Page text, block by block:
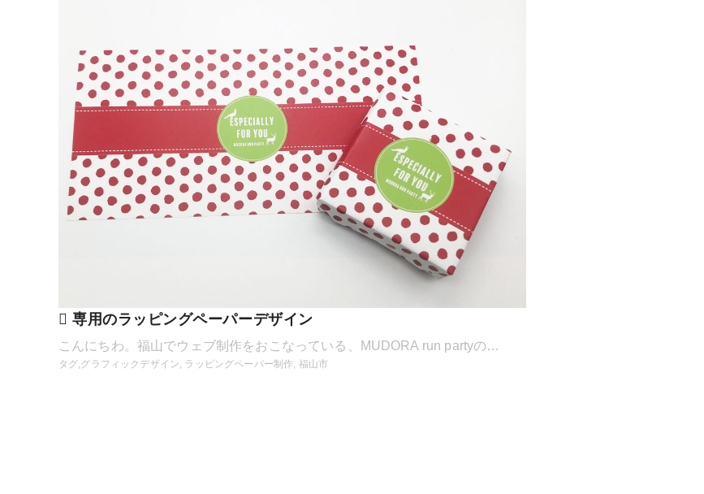
専用のラッピングペーパーデザイン
こんにちわ。福山でウェブ制作をおこなっている、MUDORA run partyの…
タグ, グラフィックデザイン, ラッピングペーパー制作, 福山市